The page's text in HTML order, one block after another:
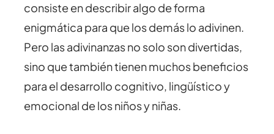
consiste en describir algo de forma
enigmática para que los demás lo adivinen.
Pero las adivinanzas no solo son divertidas,
sino que también tienen muchos beneficios
para el desarrollo cognitivo, lingüístico y
emocional de los niños y niñas.